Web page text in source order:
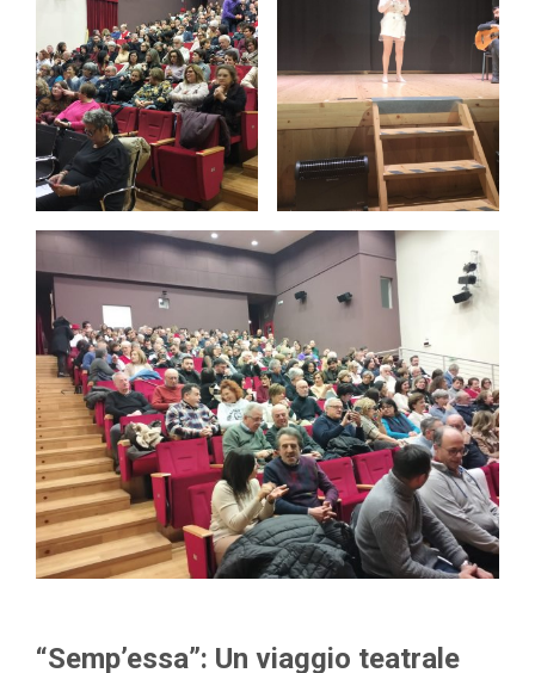
“Semp’essa”: Un viaggio teatrale